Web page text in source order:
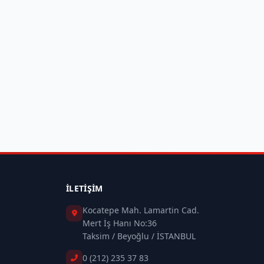
İLETIŞIM
Kocatepe Mah. Lamartin Cad.
Mert İş Hanı No:36
Taksim / Beyoğlu / İSTANBUL
0 (212) 235 37 83